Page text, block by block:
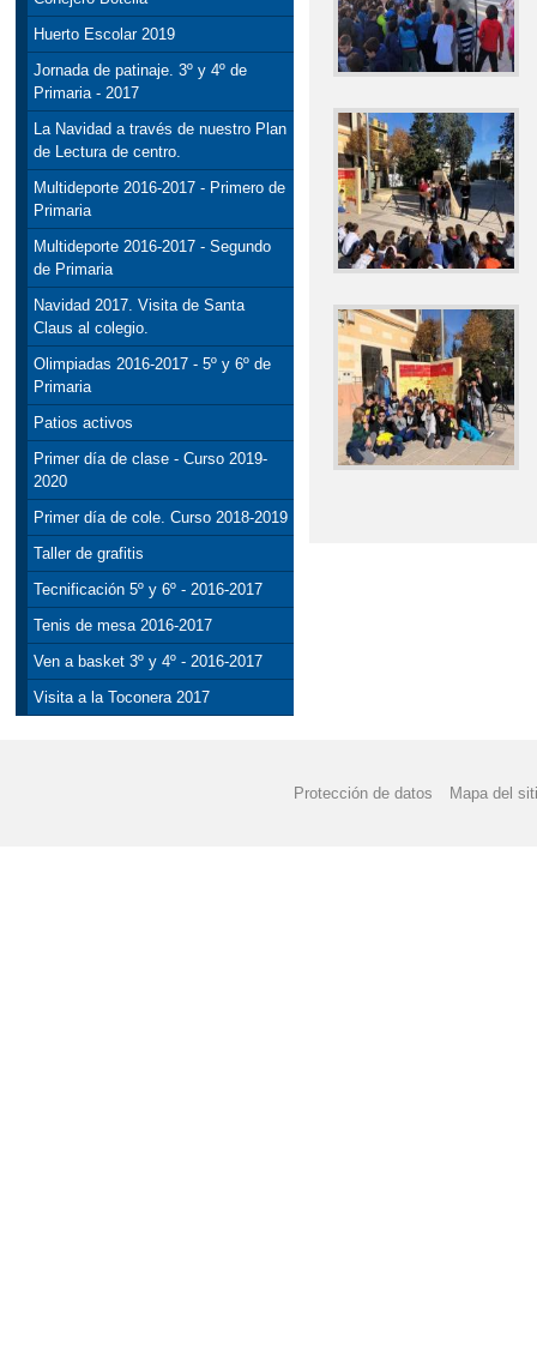
Huerto Escolar 2019
Jornada de patinaje. 3º y 4º de
Primaria - 2017
La Navidad a través de nuestro Plan
de Lectura de centro.
Multideporte 2016-2017 - Primero de
Primaria
Multideporte 2016-2017 - Segundo
de Primaria
Navidad 2017. Visita de Santa
Claus al colegio.
Olimpiadas 2016-2017 - 5º y 6º de
Primaria
Patios activos
Primer día de clase - Curso 2019-
2020
Primer día de cole. Curso 2018-2019
Taller de grafitis
Tecnificación 5º y 6º - 2016-2017
Tenis de mesa 2016-2017
Ven a basket 3º y 4º - 2016-2017
Visita a la Toconera 2017
Protección de datos Mapa del